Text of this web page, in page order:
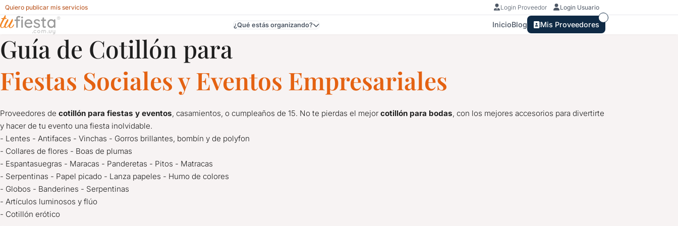
Quiero publicar mis servicios Login Proveedor Login Usuario
Cotillón para Fiestas y Eventos en Flores
¿Qué estás organizando? InicioBlog Mis Proveedores
Guía de Cotillón para
Fiestas Sociales y Eventos Empresariales
Proveedores de cotillón para fiestas y eventos , casamientos, o cumpleaños de 15. No te pierdas el mejor cotillón para bodas , con los mejores accesorios para divertirte
y hacer de tu evento una fiesta inolvidable.
- Lentes - Antifaces - Vinchas - Gorros brillantes, bombín y de polyfon
- Collares de flores - Boas de plumas
- Espantasuegras - Maracas - Panderetas - Pitos - Matracas
- Serpentinas - Papel picado - Lanza papeles - Humo de colores
- Globos - Banderines - Serpentinas
- Artículos luminosos y flúo
- Cotillón erótico